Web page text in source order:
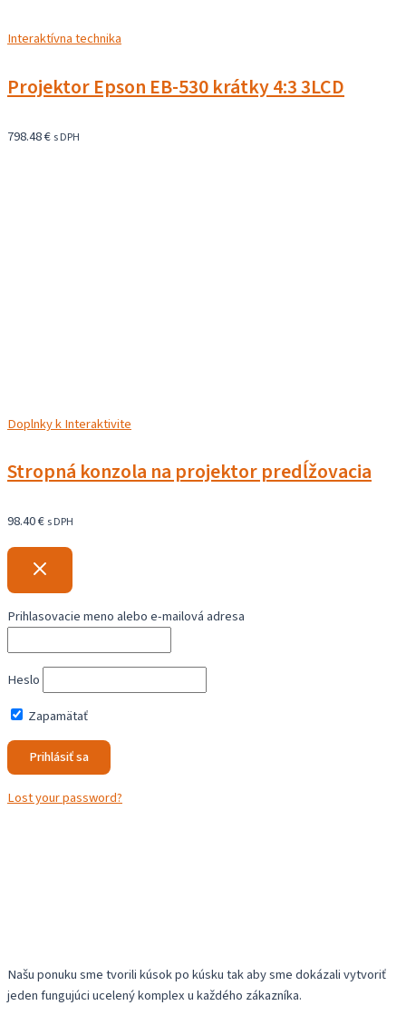
Interaktívna technika
Projektor Epson EB-530 krátky 4:3 3LCD
798.48€s DPH
Doplnky k Interaktivite
Stropná konzola na projektor predĺžovacia
98.40€s DPH
Prihlasovacie meno alebo e-mailová adresa
Heslo
Zapamätať
Lost your password?
Našu ponuku sme tvorili kúsok po kúsku tak aby sme dokázali vytvoriť
jeden fungujúci ucelený komplex u každého zákazníka.